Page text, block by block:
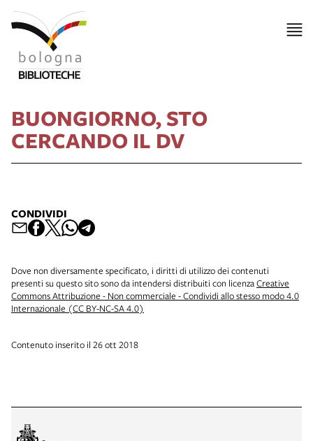
BUONGIORNO, STO
CERCANDO IL DV
CONDIVIDI
Dove non diversamente specificato, i diritti di utilizzo dei contenuti
presenti su questo sito sono da intendersi distribuiti con licenzaCreative
Commons Attribuzione - Non commerciale - Condividi allo stesso modo 4.0
Internazionale (CC BY-NC-SA 4.0)
Contenuto inserito il 26 ott 2018